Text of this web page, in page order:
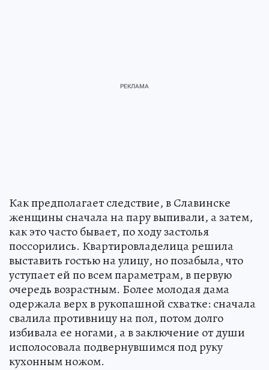
Как предполагает следствие, в Славинске
женщины сначала на пару выпивали, а затем,
как это часто бывает, по ходу застолья
поссорились. Квартировладелица решила
выставить гостью на улицу, но позабыла, что
уступает ей по всем параметрам, в первую
очередь возрастным. Более молодая дама
одержала верх в рукопашной схватке: сначала
свалила противницу на пол, потом долго
избивала ее ногами, а в заключение от души
исполосовала подвернувшимся под руку
кухонным ножом.